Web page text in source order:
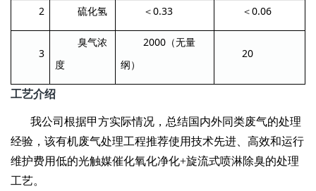
2 硫化氢 ＜ 0.33 ＜ 0.06
3
臭气浓
度
2000 （无量
纲）
20
工艺介绍
我公司根据甲方实际情况，总结国内外同类废气的处理
经验，该有机废气处理工程推荐使用技术先进、高效和运行
维护费用低的光触媒催化氧化净化+旋流式喷淋除臭的处理
工艺。